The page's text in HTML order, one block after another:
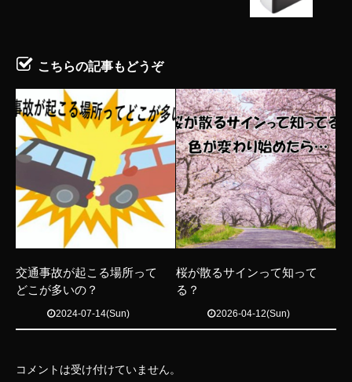
こちらの記事もどうぞ
交通事故が起こる場所って
どこが多いの？
2024-07-14(Sun)
桜が散るサインって知って
る？
2026-04-12(Sun)
コメントは受け付けていません。